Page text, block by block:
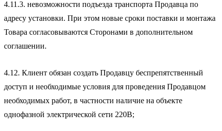
4.11.3. невозможности подъезда транспорта Продавца по
адресу установки. При этом новые сроки поставки и монтажа
Товара согласовываются Сторонами в дополнительном
соглашении.
4.12. Клиент обязан создать Продавцу беспрепятственный
доступ и необходимые условия для проведения Продавцом
необходимых работ, в частности наличие на объекте
однофазной электрической сети 220В;